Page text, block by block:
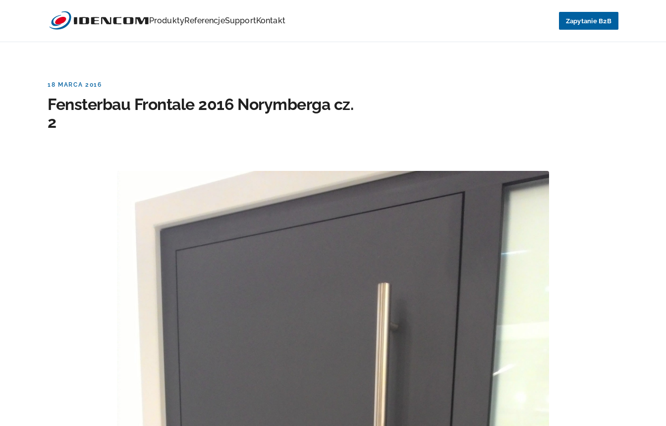
ProduktyReferencjeSupportKontakt Zapytanie B2B
18 MARCA 2016
Fensterbau Frontale 2016 Norymberga cz.
2